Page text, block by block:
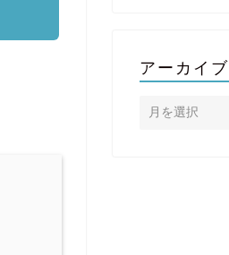
アーカイブ